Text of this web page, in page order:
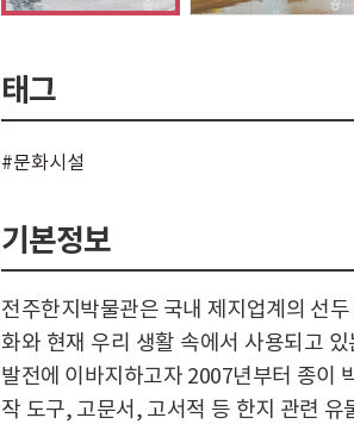
태그
#문화시설
기본정보
전주한지박물관은 국내 제지업계의 선
화와 현재 우리 생활 속에서 사용되고
발전에 이바지하고자 2007년부터 종이
작 도구, 고문서, 고서적 등 한지 관련